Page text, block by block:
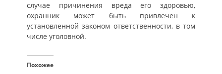
случае причинения вреда его здоровью,
охранник может быть привлечен к
установленной законом ответственности, в том
числе уголовной.
Похожее